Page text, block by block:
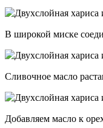
В широкой миске
Сливочное масло
Добавляем масло к